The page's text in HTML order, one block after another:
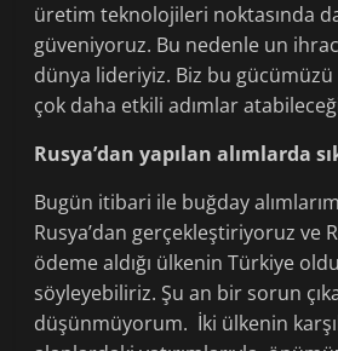
üretim teknolojileri noktasında
güveniyoruz. Bu nedenle un
dünya lideriyiz. Biz bu gücümüzü
çok daha etkili adımlar
Rusya’dan yapılan alımlarda
Bugün itibari ile buğday
Rusya’dan gerçekleştiriyoruz ve
ödeme aldığı ülkenin Türkiye
söyleyebiliriz. Şu an bir sorun
düşünmüyorum. İki ülkenin